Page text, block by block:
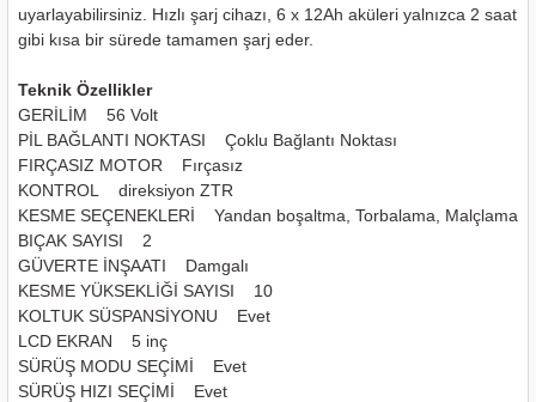
uyarlayabilirsiniz. Hızlı şarj cihazı, 6 x 12Ah aküleri yalnızca 2 saat
gibi kısa bir sürede tamamen şarj eder.
Teknik Özellikler
GERİLİM 56 Volt
PİL BAĞLANTI NOKTASI Çoklu Bağlantı Noktası
FIRÇASIZ MOTOR Fırçasız
KONTROL direksiyon ZTR
KESME SEÇENEKLERİ Yandan boşaltma, Torbalama, Malçlama
BIÇAK SAYISI 2
GÜVERTE İNŞAATI Damgalı
KESME YÜKSEKLİĞİ SAYISI 10
KOLTUK SÜSPANSİYONU Evet
LCD EKRAN 5 inç
SÜRÜŞ MODU SEÇİMİ Evet
SÜRÜŞ HIZI SEÇİMİ Evet